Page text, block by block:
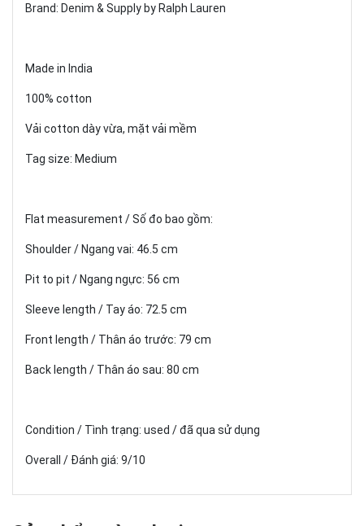
Brand: Denim & Supply by Ralph Lauren
Made in India
100% cotton
Vải cotton dày vừa, mặt vải mềm
Tag size: Medium
Flat measurement / Số đo bao gồm:
Shoulder / Ngang vai: 46.5 cm
Pit to pit / Ngang ngực: 56 cm
Sleeve length / Tay áo: 72.5 cm
Front length / Thân áo trước: 79 cm
Back length / Thân áo sau: 80 cm
Condition / Tình trạng: used / đã qua sử dụng
Overall / Đánh giá: 9/10